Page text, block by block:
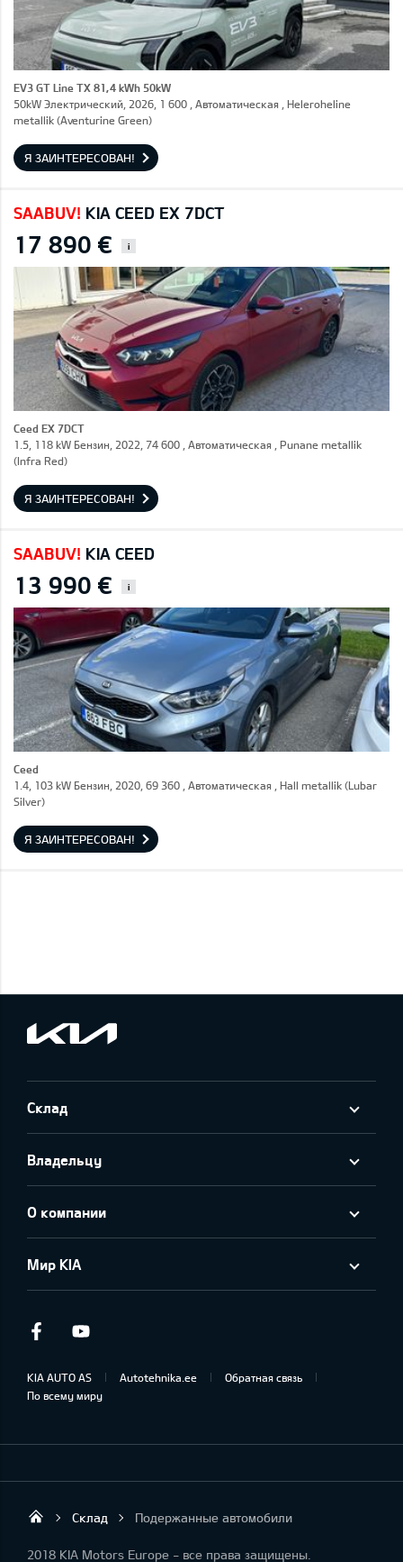
EV3 GT Line TX 81,4 kWh 50kW
50kW Электрический, 2026, 1 600 , Автоматическая , Heleroheline
metallik (Aventurine Green)
Я ЗАИНТЕРЕСОВАН!
SAABUV! KIA CEED EX 7DCT
17 890 € i
Ceed EX 7DCT
1.5, 118 kW Бензин, 2022, 74 600 , Автоматическая , Punane metallik
(Infra Red)
Я ЗАИНТЕРЕСОВАН!
SAABUV! KIA CEED
13 990 € i
Ceed
1.4, 103 kW Бензин, 2020, 69 360 , Автоматическая , Hall metallik (Lubar
Silver)
Я ЗАИНТЕРЕСОВАН!
Склад
Владельцу
О компании
Мир KIA
Facebook
KIA AUTO AS Autotehnika.ee
Обратная связь
По всему миру
Rakvere Autotehnika
Склад Подержанные автомобили
2018 KIA Motors Europe - все права защищены.